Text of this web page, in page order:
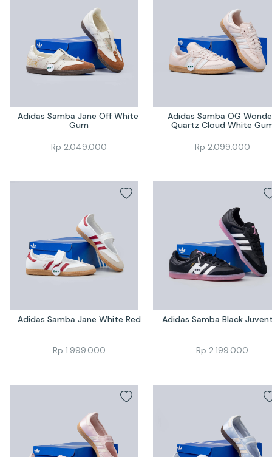
Adidas Samba Jane Off White
Gum
Rp 2.049.000
Adidas Samba OG
Quartz Cloud White
Rp 2.099.000
Adidas Samba Jane White Red
Rp 1.999.000
Adidas Samba Black
Rp 2.199.000